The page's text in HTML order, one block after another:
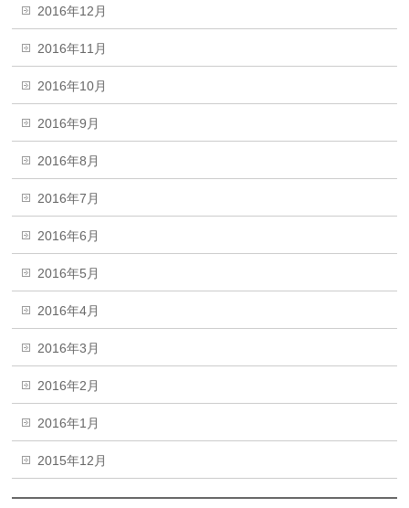
2016年12月
2016年11月
2016年10月
2016年9月
2016年8月
2016年7月
2016年6月
2016年5月
2016年4月
2016年3月
2016年2月
2016年1月
2015年12月